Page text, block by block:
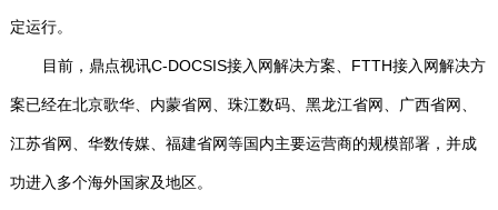
定运行。
目前，鼎点视讯C-DOCSIS接入网解决方案、FTTH接入网解决方
案已经在北京歌华、内蒙省网、珠江数码、黑龙江省网、广西省网、
江苏省网、华数传媒、福建省网等国内主要运营商的规模部署，并成
功进入多个海外国家及地区。